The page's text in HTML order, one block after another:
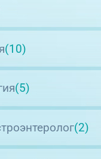
(10)
(5)
(2)